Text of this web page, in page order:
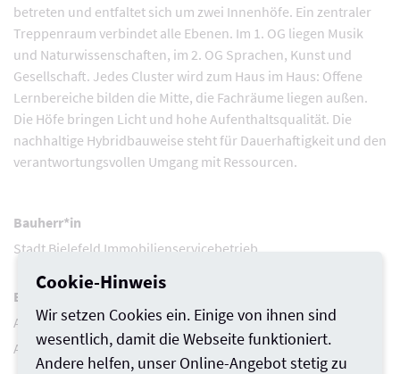
betreten und entfaltet sich um zwei Innenhöfe. Ein zentraler
Treppenraum verbindet alle Ebenen. Im 1. OG liegen Musik
und Naturwissenschaften, im 2. OG Sprachen, Kunst und
Gesellschaft. Jedes Cluster wird zum Haus im Haus: Offene
Lernbereiche bilden die Mitte, die Fachräume liegen außen.
Die Höfe bringen Licht und hohe Aufenthaltsqualität. Die
nachhaltige Hybridbauweise steht für Dauerhaftigkeit und den
verantwortungsvollen Umgang mit Ressourcen.
Bauherr*in
Stadt Bielefeld Immobilienservicebetrieb
Entwurfsverfasser*in
Architekt Peter Röcker
Architekt Tim Gork
Cookie-Hinweis
Wir setzen Cookies ein. Einige von ihnen sind
wesentlich, damit die Webseite funktioniert.
Andere helfen, unser Online-Angebot stetig zu